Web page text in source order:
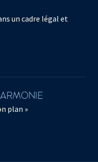
un cadre légal et
plan »